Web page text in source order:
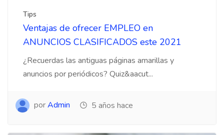
Tips
Ventajas de ofrecer EMPLEO en
ANUNCIOS CLASIFICADOS este 2021
¿Recuerdas las antiguas páginas amarillas y
anuncios por periódicos? Quiz&aacut...
porAdmin 5 años hace